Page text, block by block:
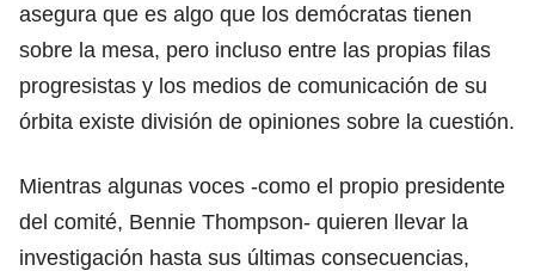
asegura que es algo que los demócratas tienen
sobre la mesa, pero incluso entre las propias filas
progresistas y los medios de comunicación de su
órbita existe división de opiniones sobre la cuestión.
Mientras algunas voces -como el propio presidente
del comité, Bennie Thompson- quieren llevar la
investigación hasta sus últimas consecuencias,